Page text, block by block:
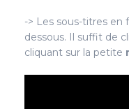
-> Les sous-titres en
dessous. Il suffit de
cliquant sur la petite